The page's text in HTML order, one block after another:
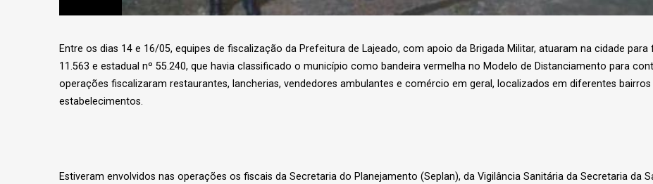
Entre os dias 14 e 16/05, equipes de fiscalização da Prefeitura de Lajeado, com apoio da Brigada Militar, atuaram na cidade
11.563 e estadual nº 55.240, que havia classificado o município como bandeira vermelha no Modelo de Distanciamento para
operações fiscalizaram restaurantes, lancherias, vendedores ambulantes e comércio em geral, localizados em diferentes
estabelecimentos.
Estiveram envolvidos nas operações os fiscais da Secretaria do Planejamento (Seplan), da Vigilância Sanitária da Secretaria da